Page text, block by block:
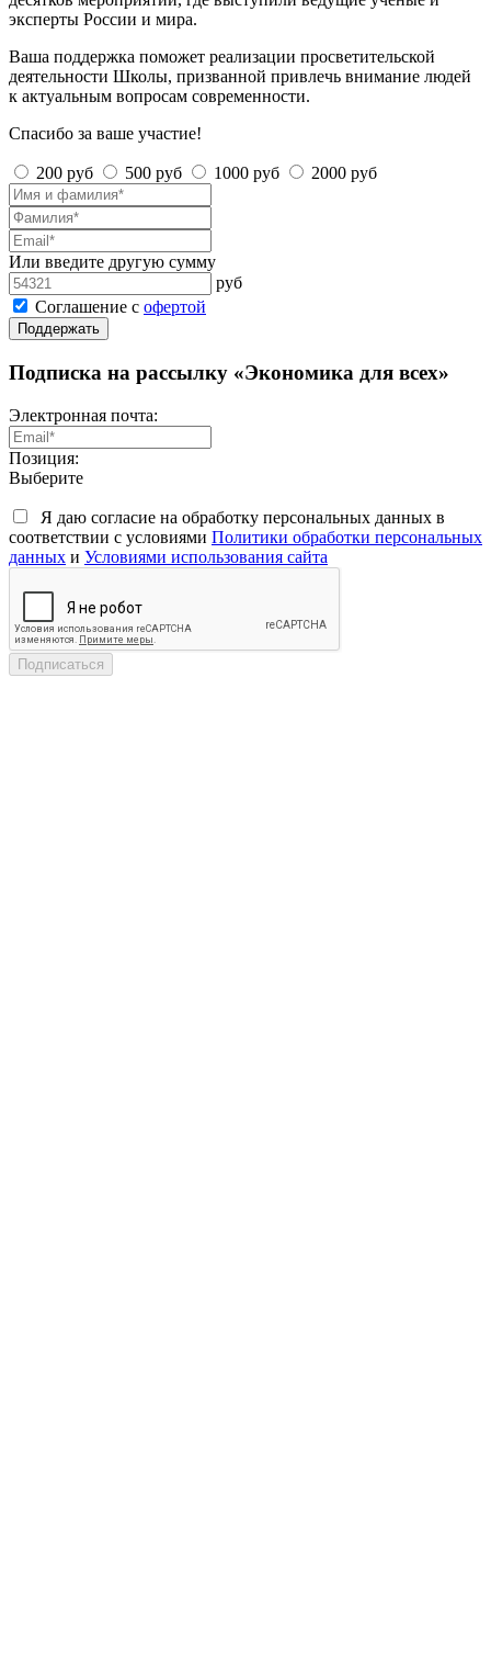
эксперты России и мира.
Ваша поддержка поможет реализации просветительской
деятельности Школы, призванной привлечь внимание людей
к актуальным вопросам современности.
Спасибо за ваше участие!
200 руб 500 руб 1000 руб 2000 руб
Или введите другую сумму
руб
Соглашение с офертой
Поддержать
Подписка на рассылку «Экономика для всех»
Электронная почта:
Позиция:
Выберите
Я даю согласие на обработку персональных данных в
соответствии с условиями Политики обработки персональных
данных и Условиями использования сайта
Подписаться